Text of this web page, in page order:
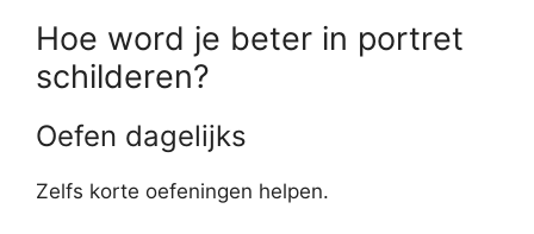
Hoe word je beter in portret
schilderen?
Oefen dagelijks
Zelfs korte oefeningen helpen.